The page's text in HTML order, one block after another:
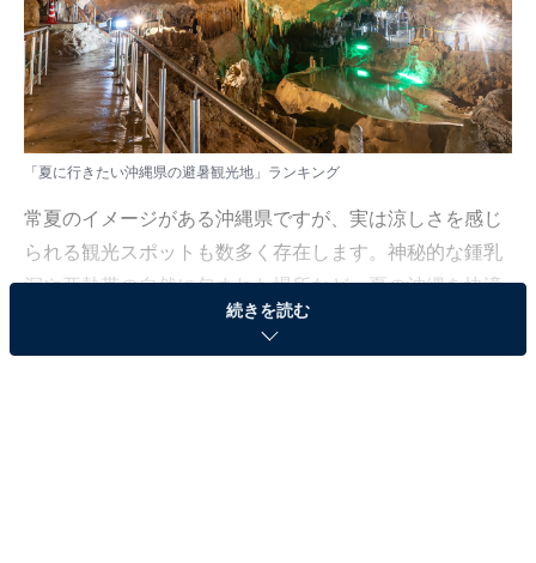
「夏に行きたい沖縄県の避暑観光地」ランキング
常夏のイメージがある沖縄県ですが、実は涼しさを感じ
られる観光スポットも数多く存在します。神秘的な鍾乳
洞や亜熱帯の自然に包まれた場所など、夏の沖縄を快適
に過ごせる避暑地が注目を集めています。
続きを読む